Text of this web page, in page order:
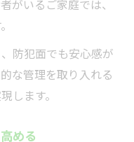
がいるご家庭では、
防犯面でも安心感が
な管理を取り入れる
します。
める